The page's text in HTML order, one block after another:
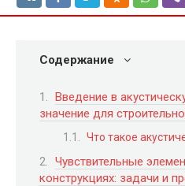
Содержание
Введение в
значение для
Что такое
Чувствительные
конструкциях: задачи и